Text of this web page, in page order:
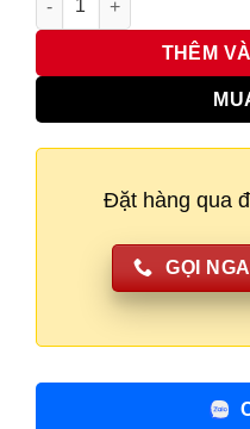
THÊM
Đặt hàng qua
GỌI